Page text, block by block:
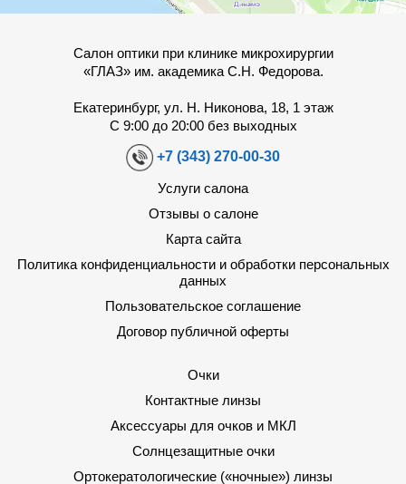
Салон оптики при клинике микрохирургии
«ГЛАЗ» им. академика С.Н. Федорова.
Екатеринбург, ул. Н. Никонова, 18, 1 этаж
С 9:00 до 20:00 без выходных
+7 (343) 270-00-30
Услуги салона
Отзывы о салоне
Карта сайта
Политика конфиденциальности и обработки персональных
данных
Пользовательское соглашение
Договор публичной оферты
Очки
Контактные линзы
Аксессуары для очков и МКЛ
Солнцезащитные очки
Ортокератологические («ночные») линзы